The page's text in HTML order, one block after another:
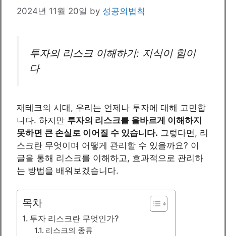
2024년 11월 20일 by 성공의법칙
투자의 리스크 이해하기: 지식이 힘이
다
재테크의 시대, 우리는 언제나 투자에 대해 고민합
니다. 하지만 투자의 리스크를 올바르게 이해하지
못하면 큰 손실로 이어질 수 있습니다. 그렇다면, 리
스크란 무엇이며 어떻게 관리할 수 있을까요? 이
글을 통해 리스크를 이해하고, 효과적으로 관리하
는 방법을 배워보겠습니다.
목차
투자 리스크란 무엇인가?
리스크의 종류